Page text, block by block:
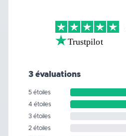
Trustpilot
3 évaluations
5 étoiles
4 étoiles
3 étoiles
2 étoiles